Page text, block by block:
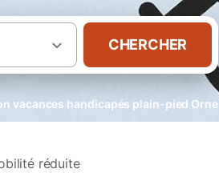
CHERCHER
vacances handicapés plain-pied Orne
réduite